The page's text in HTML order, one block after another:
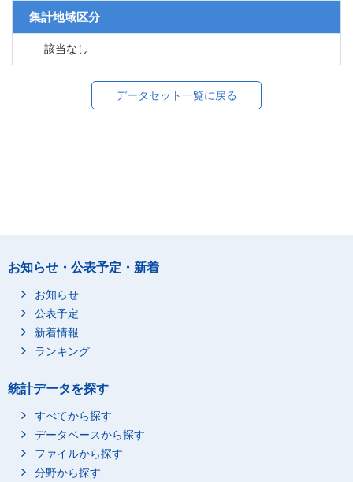
集計地域区分
該当なし
データセット一覧に戻る
お知らせ・公表予定・新着
お知らせ
公表予定
新着情報
ランキング
統計データを探す
すべてから探す
データベースから探す
ファイルから探す
分野から探す